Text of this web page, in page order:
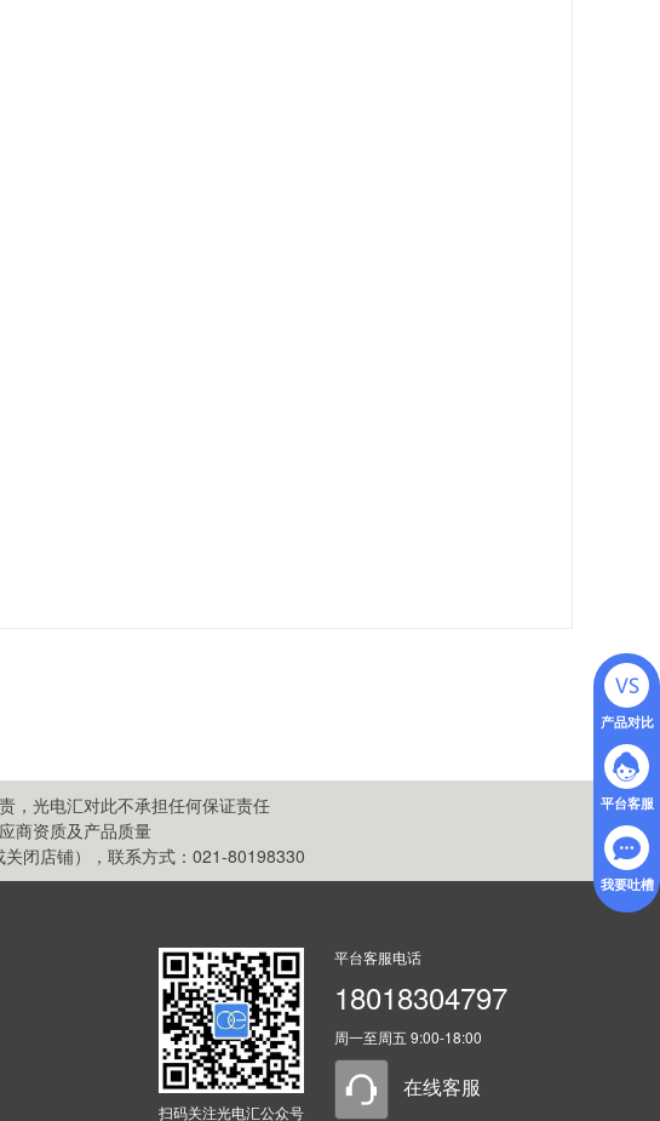
产品对比
平台客服
我要吐槽
，光电汇对此不承担任何保证责任
商资质及产品质量
闭店铺），联系方式：021-80198330
扫码关注光电汇公众号
平台客服电话
18018304797
周一至周五 9:00-18:00
在线客服